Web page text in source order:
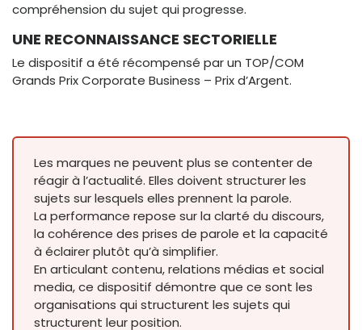
compréhension du sujet qui progresse.
UNE RECONNAISSANCE SECTORIELLE
Le dispositif a été récompensé par un TOP/COM
Grands Prix Corporate Business – Prix d’Argent.
Les marques ne peuvent plus se contenter de
réagir à l’actualité. Elles doivent structurer les
sujets sur lesquels elles prennent la parole.
La performance repose sur la clarté du discours,
la cohérence des prises de parole et la capacité
à éclairer plutôt qu’à simplifier.
En articulant contenu, relations médias et social
media, ce dispositif démontre que ce sont les
organisations qui structurent les sujets qui
structurent leur position.